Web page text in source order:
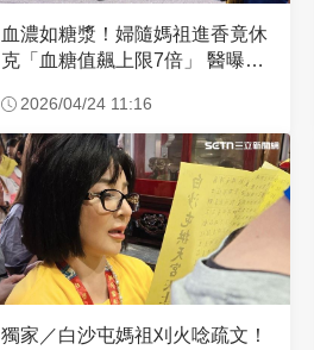
血濃如糖漿！婦隨媽祖進香竟休
克「血糖值飆上限7倍」 醫曝原
2026/04/24 11:16
獨家／白沙屯媽祖刈火唸疏文！